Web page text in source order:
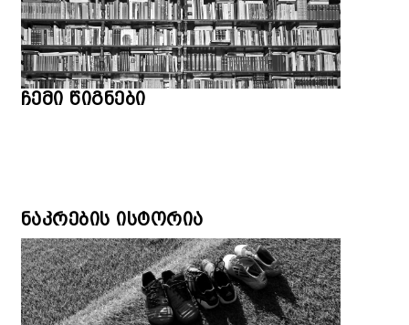
ჩემი წიგნები
ნაკრების ისტორია